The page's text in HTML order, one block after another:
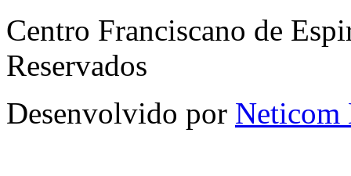
Centro Franciscano de
Reservados
Desenvolvido por Neticom